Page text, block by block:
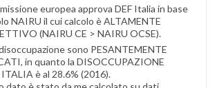
europea approva DEF Italia in base
NAIRU il cui calcolo è ALTAMENTE
(NAIRU CE > NAIRU OCSE).
sono PESANTEMENTE
in quanto la DISOCCUPAZIONE
ITALIA è al 28.6% (2016).